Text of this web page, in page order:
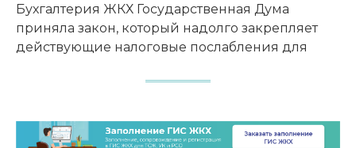
Бухгалтерия ЖКХ Государственная Дума
приняла закон, который надолго закрепляет
действующие налоговые послабления для